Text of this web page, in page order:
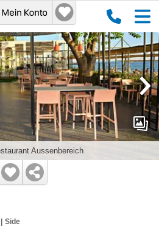
Side
Aussenbereich